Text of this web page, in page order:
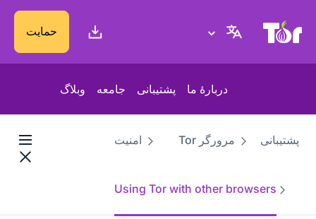
پایگاه وب پروژهٔ تور حمایت
دربارهٔ ما پشتیبانی جامعه وبلاگ
پشتیبانی مرورگر Tor امنیت
Using Tor with other browsers